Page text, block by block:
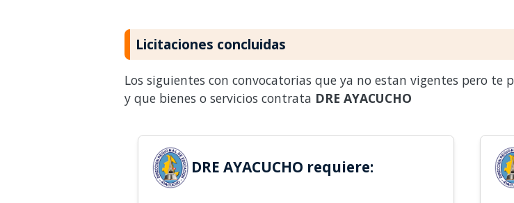
Licitaciones concluidas
Los siguientes con convocatorias que ya no estan vigentes pero te
y que bienes o servicios contrata DRE AYACUCHO
DRE AYACUCHO requiere: